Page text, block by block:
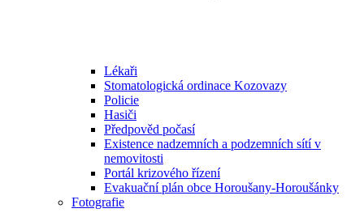
Lékaři
Stomatologická ordinace Kozovazy
Policie
Hasiči
Předpověd počasí
Existence nadzemních a podzemních sítí v
nemovitosti
Portál krizového řízení
Evakuační plán obce Horoušany-Horoušánky
Fotografie